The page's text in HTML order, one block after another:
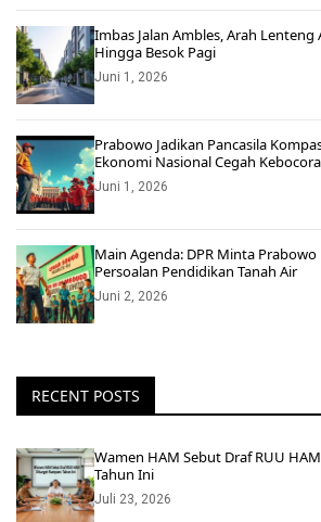
Imbas Jalan Ambles, Arah
Hingga Besok Pagi
Juni 1, 2026
Prabowo Jadikan Pancasila
Ekonomi Nasional Cegah
Juni 1, 2026
Main Agenda: DPR Minta Prabowo
Persoalan Pendidikan Tanah Air
Juni 2, 2026
RECENT POSTS
Wamen HAM Sebut Draf RUU
Tahun Ini
Juli 23, 2026